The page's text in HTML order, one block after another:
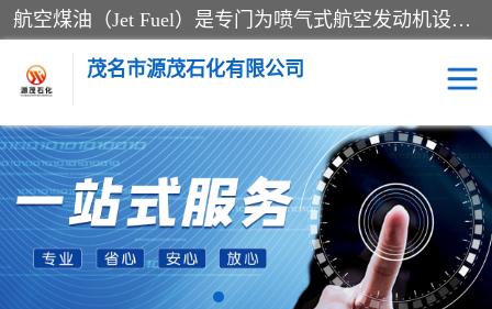
航空煤油（Jet Fuel）是专门为喷气式航空发动机设计的高纯度燃料，主要分为Jet A、Jet A-1和Jet B等类型。其特点是闪点高、低温流动性好，并添加了抗静电剂和抗氧化剂以确保飞行安全。航空煤油需
茂名市源茂石化有限公司
RP3航空煤油 D20+D30溶剂油
D40+D60溶剂油 D80+D100溶剂油
6号+120号溶剂油 260号溶剂油